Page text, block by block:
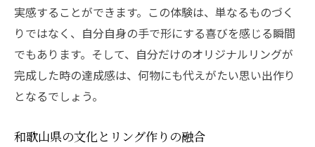
実感することができます。この体験は、単なるものづく
りではなく、自分自身の手で形にする喜びを感じる瞬間
でもあります。そして、自分だけのオリジナルリングが
完成した時の達成感は、何物にも代えがたい思い出作り
となるでしょう。
和歌山県の文化とリング作りの融合